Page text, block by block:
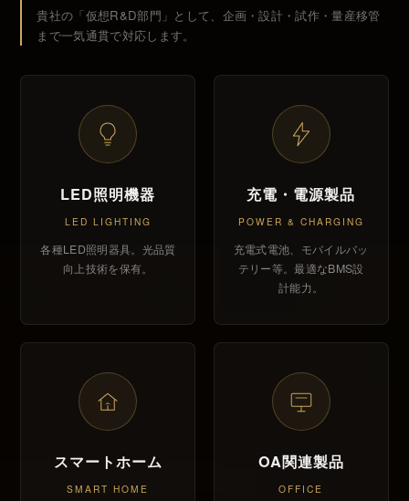
貴社の「仮想R&D部門」として、企画・設計・試作・量産移管
まで一気通貫で対応します。
LED照明機器
LED LIGHTING
各種LED照明器具。光品質
向上技術を保有。
充電・電源製品
POWER & CHARGING
充電式電池、モバイルバッ
テリー等。最適なBMS設
計能力。
スマートホーム
SMART HOME
OA関連製品
OFFICE